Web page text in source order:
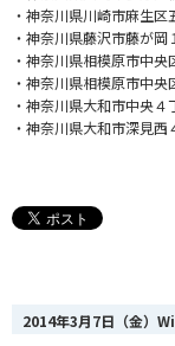
・神奈川県川崎市麻生
・神奈川県藤沢市藤が
・神奈川県相模原市中
・神奈川県相模原市中
・神奈川県大和市中央
・神奈川県大和市深見
2014年3月7日（金）